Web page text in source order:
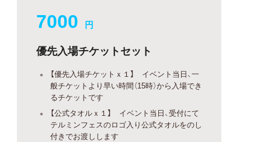
7000 円
優先入場チケットセット
【優先入場チケットｘ１】 イベント当日、一
般チケットより早い時間（15時）から入場でき
るチケットです
【公式タオルｘ１】 イベント当日、受付にて
テルミンフェスのロゴ入り公式タオルをのし
付きでお渡しします